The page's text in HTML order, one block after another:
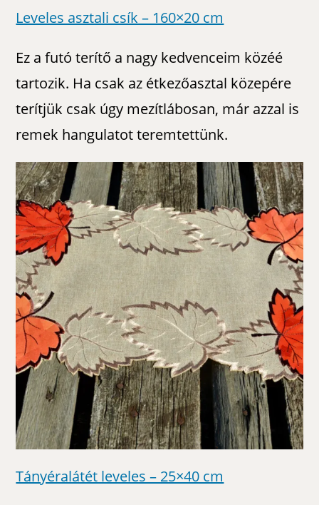
Leveles asztali csík – 160×20 cm
Ez a futó terítő a nagy kedvenceim közéé
tartozik. Ha csak az étkezőasztal közepére
terítjük csak úgy mezítlábosan, már azzal is
remek hangulatot teremtettünk.
Tányéralátét leveles – 25×40 cm